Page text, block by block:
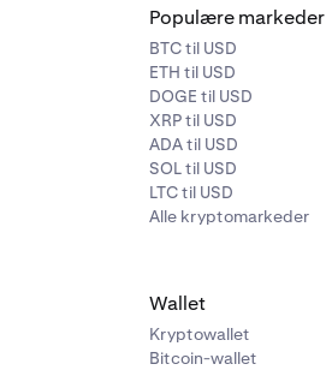
Populære markeder
BTC til USD
ETH til USD
DOGE til USD
XRP til USD
ADA til USD
SOL til USD
LTC til USD
Alle kryptomarkeder
Wallet
Kryptowallet
Bitcoin-wallet